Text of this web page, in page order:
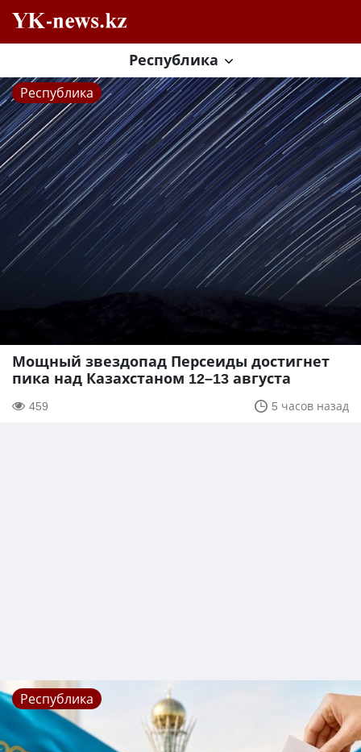
Республика
Республика
Мощный звездопад Персеиды достигнет
пика над Казахстаном 12–13 августа
459 5 часов назад
Республика